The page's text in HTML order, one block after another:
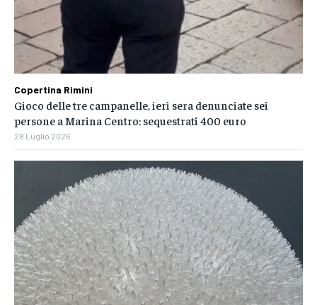
Copertina Rimini
Gioco delle tre campanelle, ieri sera denunciate sei
persone a Marina Centro: sequestrati 400 euro
28 Luglio 2026